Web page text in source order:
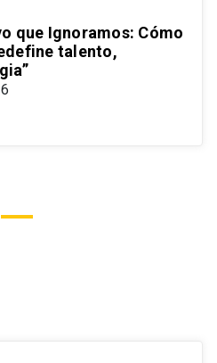
que Ignoramos: Cómo
talento,